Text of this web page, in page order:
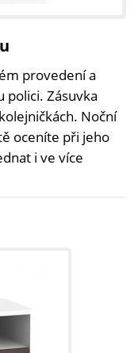
provedení a
polici. Zásuvka
Noční
oceníte při jeho
i ve více